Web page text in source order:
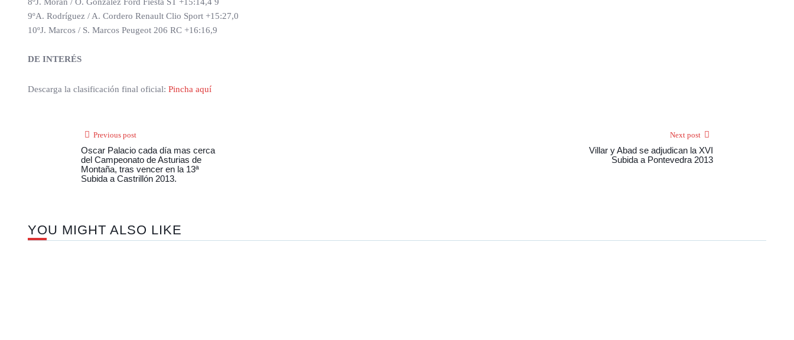
9ºA. Rodríguez / A. Cordero Renault Clio Sport +15:27,0
10ºJ. Marcos / S. Marcos Peugeot 206 RC +16:16,9
DE INTERÉS
Descarga la clasificación final oficial: Pincha aquí
Previous post
Oscar Palacio cada día mas cerca
del Campeonato de Asturias de
Montaña, tras vencer en la 13ª
Subida a Castrillón 2013.
Next post
Villar y Abad se adjudican la XVI
Subida a Pontevedra 2013
YOU MIGHT ALSO LIKE